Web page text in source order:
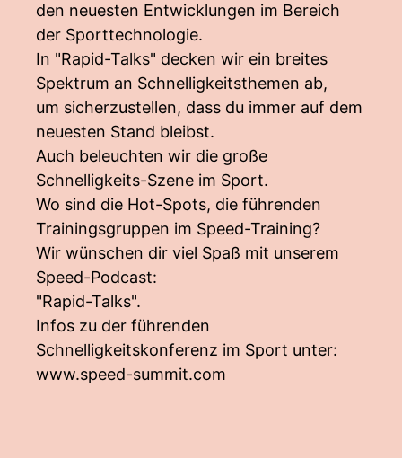
den neuesten Entwicklungen im Bereich
der Sporttechnologie.
In "Rapid-Talks" decken wir ein breites
Spektrum an Schnelligkeitsthemen ab,
um sicherzustellen, dass du immer auf dem
neuesten Stand bleibst.
Auch beleuchten wir die große
Schnelligkeits-Szene im Sport.
Wo sind die Hot-Spots, die führenden
Trainingsgruppen im Speed-Training?
Wir wünschen dir viel Spaß mit unserem
Speed-Podcast:
"Rapid-Talks".
Infos zu der führenden
Schnelligkeitskonferenz im Sport unter:
www.speed-summit.com